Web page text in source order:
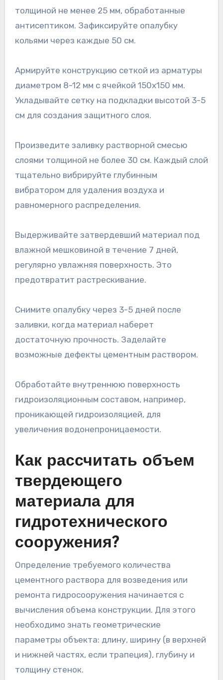
толщиной не менее 25 мм, обработанные
антисептиком. Зафиксируйте опалубку
кольями через каждые 50 см.
Армируйте конструкцию сеткой из арматуры
диаметром 8-12 мм с ячейкой 150х150 мм.
Укладывайте сетку на подкладки высотой 3-5
см для создания защитного слоя.
Произведите заливку растворной смесью
слоями толщиной не более 30 см. Каждый слой
тщательно вибрируйте глубинным
вибратором для удаления воздуха и
равномерного распределения.
Выдерживайте затвердевший материал под
влажной мешковиной в течение 7 дней,
регулярно увлажняя поверхность. Это
предотвратит растрескивание.
Снимите опалубку через 3-5 дней после
заливки, когда материал наберет
достаточную прочность. Заделайте
возможные дефекты цементным раствором.
Обработайте внутреннюю поверхность
гидроизоляционным составом, например,
проникающей гидроизоляцией, для
увеличения водонепроницаемости.
Как рассчитать объем
твердеющего
материала для
гидротехнического
сооружения?
Определение требуемого количества
цементного раствора для возведения или
ремонта гидросооружения начинается с
вычисления объема конструкции. Для этого
необходимо знать геометрические
параметры объекта: длину, ширину (в верхней
и нижней частях, если трапеция), глубину и
толщину стенок.